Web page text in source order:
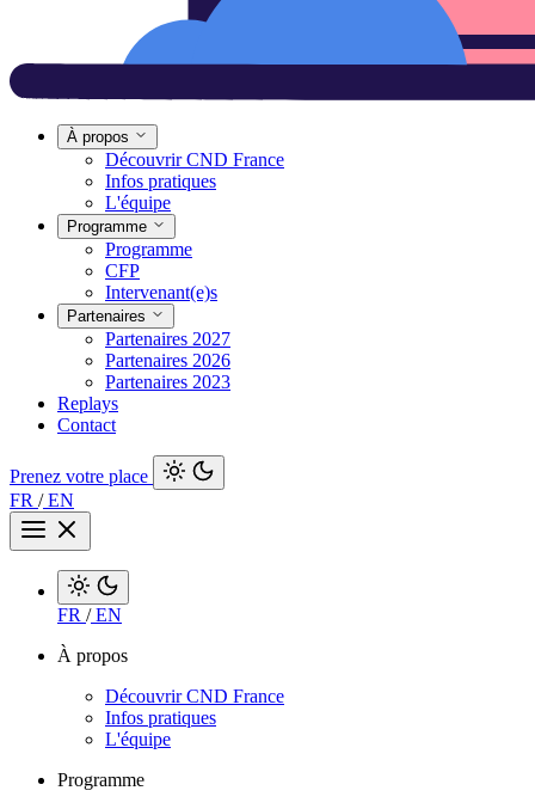
À propos
Découvrir CND France
Infos pratiques
L'équipe
Programme
Programme
CFP
Intervenant(e)s
Partenaires
Partenaires 2027
Partenaires 2026
Partenaires 2023
Replays
Contact
Prenez votre place
FR /EN
FR /EN
À propos
Découvrir CND France
Infos pratiques
L'équipe
Programme